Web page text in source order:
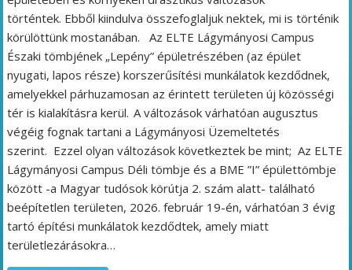
történtek. Ebből kiindulva összefoglaljuk nektek, mi is történik
körülöttünk mostanában. Az ELTE Lágymányosi Campus
Északi tömbjének „Lepény” épületrészében (az épület
nyugati, lapos része) korszerűsítési munkálatok kezdődnek,
amelyekkel párhuzamosan az érintett területen új közösségi
tér is kialakításra kerül. A változások várhatóan augusztus
végéig fognak tartani a Lágymányosi Üzemeltetés
szerint. Ezzel olyan változások következtek be mint; Az ELTE
Lágymányosi Campus Déli tömbje és a BME ”I” épülettömbje
között -a Magyar tudósok körútja 2. szám alatt- található
beépítetlen területen, 2026. február 19-én, várhatóan 3 évig
tartó építési munkálatok kezdődtek, amely miatt
területlezárásokra…